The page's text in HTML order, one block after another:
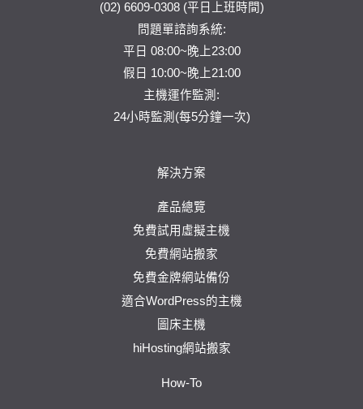
(02) 6609-0308 (平日上班時間)
問題單諮詢系統:
平日 08:00~晚上23:00
假日 10:00~晚上21:00
主機運作監測:
24小時監測(每5分鐘一次)
解決方案
產品總覽
免費試用虛擬主機
免費網站搬家
免費金牌網站備份
適合WordPress的主機
圖床主機
hiHosting網站搬家
How-To